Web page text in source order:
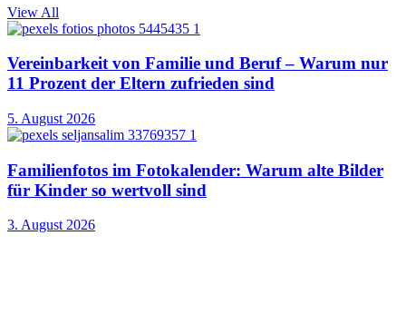
View All
Vereinbarkeit von Familie und Beruf – Warum nur
11 Prozent der Eltern zufrieden sind
5. August 2026
Familienfotos im Fotokalender: Warum alte Bilder
für Kinder so wertvoll sind
3. August 2026